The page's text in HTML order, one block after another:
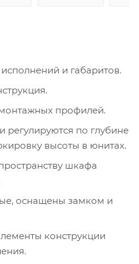
и габаритов.
профилей.
по глубине
высоты в юнитах.
шкафа
оснащены замком и
конструкции